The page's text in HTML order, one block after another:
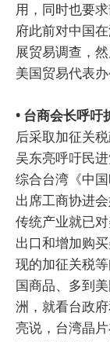
用，同时也要
府此前对中国
展贸易调查，
美国贸易代表
• 台商会长呼吁
后采取加征关
吴东亮呼吁民
综合台湾《中
出席工商协进
传统产业就已
出口和增加购
现的加征关税
国商品、多到
洲，就看台政
亮说，台湾晶